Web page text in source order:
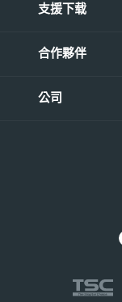
支援下载
合作夥伴
公司